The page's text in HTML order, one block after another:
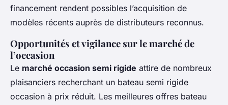
financement rendent possibles l’acquisition de
modèles récents auprès de distributeurs reconnus.
Opportunités et vigilance sur le marché de
l’occasion
Le marché occasion semi rigide attire de nombreux
plaisanciers recherchant un bateau semi rigide
occasion à prix réduit. Les meilleures offres bateau